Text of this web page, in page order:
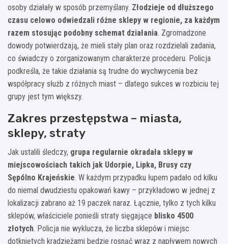
osoby działały w sposób przemyślany. Złodzieje od dłuższego
czasu celowo odwiedzali różne sklepy w regionie, za każdym
razem stosując podobny schemat działania. Zgromadzone
dowody potwierdzają, że mieli stały plan oraz rozdzielali zadania,
co świadczy o zorganizowanym charakterze procederu. Policja
podkreśla, że takie działania są trudne do wychwycenia bez
współpracy służb z różnych miast – dlatego sukces w rozbiciu tej
grupy jest tym większy.
Zakres przestępstwa – miasta,
sklepy, straty
Jak ustalili śledczy, grupa regularnie okradała sklepy w
miejscowościach takich jak Udorpie, Lipka, Brusy czy
Sępólno Krajeńskie. W każdym przypadku łupem padało od kilku
do niemal dwudziestu opakowań kawy – przykładowo w jednej z
lokalizacji zabrano aż 19 paczek naraz. Łącznie, tylko z tych kilku
sklepów, właściciele ponieśli straty sięgające blisko 4500
złotych. Policja nie wyklucza, że liczba sklepów i miejsc
dotkniętych kradzieżami będzie rosnąć wraz z napływem nowych